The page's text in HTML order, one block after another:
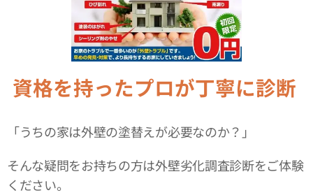
資格を持ったプロが丁寧に診断
「うちの家は外壁の塗替えが必要なのか？」
そんな疑問をお持ちの方は外壁劣化調査診断をご体験
ください。